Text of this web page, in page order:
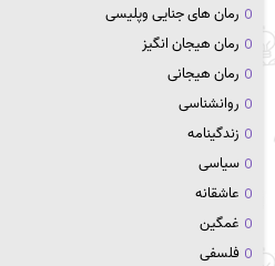
رمان های جنایی وپلیسی
رمان هیجان انگیز
رمان هیجانی
روانشناسی
زندگینامه
سیاسی
عاشقانه
غمگین
فلسفی